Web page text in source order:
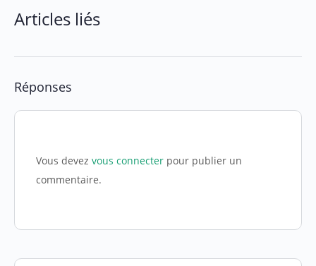
Articles liés
Réponses
Vous devez vous connecter pour publier un
commentaire.